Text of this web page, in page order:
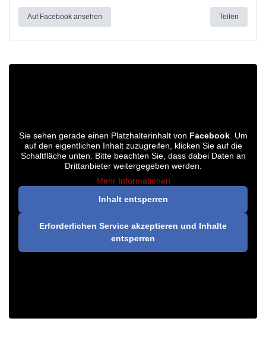
Auf Facebook ansehen Teilen
Sie sehen gerade einen Platzhalterinhalt von Facebook. Um
auf den eigentlichen Inhalt zuzugreifen, klicken Sie auf die
Schaltfläche unten. Bitte beachten Sie, dass dabei Daten an
Drittanbieter weitergegeben werden.
Mehr Informationen
Inhalt entsperren
Erforderlichen Service akzeptieren und Inhalte
entsperren